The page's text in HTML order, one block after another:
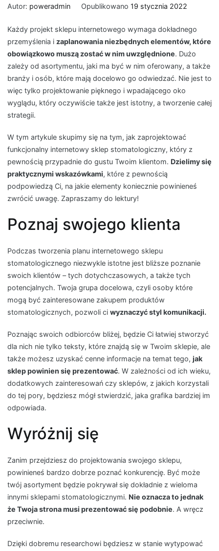
Projektujemy
sklep
stomatologiczny
–
5
najważniejszych
wskazówek
Autor: poweradmin Opublikowano 19 stycznia 2022
Każdy projekt sklepu internetowego wymaga dokładnego
przemyślenia i zaplanowania niezbędnych elementów, które
obowiązkowo muszą zostać w nim uwzględnione. Dużo
zależy od asortymentu, jaki ma być w nim oferowany, a także
branży i osób, które mają docelowo go odwiedzać. Nie jest to
więc tylko projektowanie pięknego i wpadającego oko
wyglądu, który oczywiście także jest istotny, a tworzenie całej
strategii.
W tym artykule skupimy się na tym, jak zaprojektować
funkcjonalny internetowy sklep stomatologiczny, który z
pewnością przypadnie do gustu Twoim klientom. Dzielimy się
praktycznymi wskazówkami, które z pewnością
podpowiedzą Ci, na jakie elementy koniecznie powinieneś
zwrócić uwagę. Zapraszamy do lektury!
Poznaj swojego klienta
Podczas tworzenia planu internetowego sklepu
stomatologicznego niezwykle istotne jest bliższe poznanie
swoich klientów – tych dotychczasowych, a także tych
potencjalnych. Twoja grupa docelowa, czyli osoby które
mogą być zainteresowane zakupem produktów
stomatologicznych, pozwoli ci wyznaczyć styl komunikacji.
Poznając swoich odbiorców bliżej, będzie Ci łatwiej stworzyć
dla nich nie tylko teksty, które znajdą się w Twoim sklepie, ale
także możesz uzyskać cenne informacje na temat tego, jak
sklep powinien się prezentować. W zależności od ich wieku,
dodatkowych zainteresowań czy sklepów, z jakich korzystali
do tej pory, będziesz mógł stwierdzić, jaka grafika bardziej im
odpowiada.
Wyróżnij się
Zanim przejdziesz do projektowania swojego sklepu,
powinieneś bardzo dobrze poznać konkurencję. Być może
twój asortyment będzie pokrywał się dokładnie z wieloma
innymi sklepami stomatologicznymi. Nie oznacza to jednak
że Twoja strona musi prezentować się podobnie. A wręcz
przeciwnie.
Dzięki dobremu researchowi będziesz w stanie wytypować